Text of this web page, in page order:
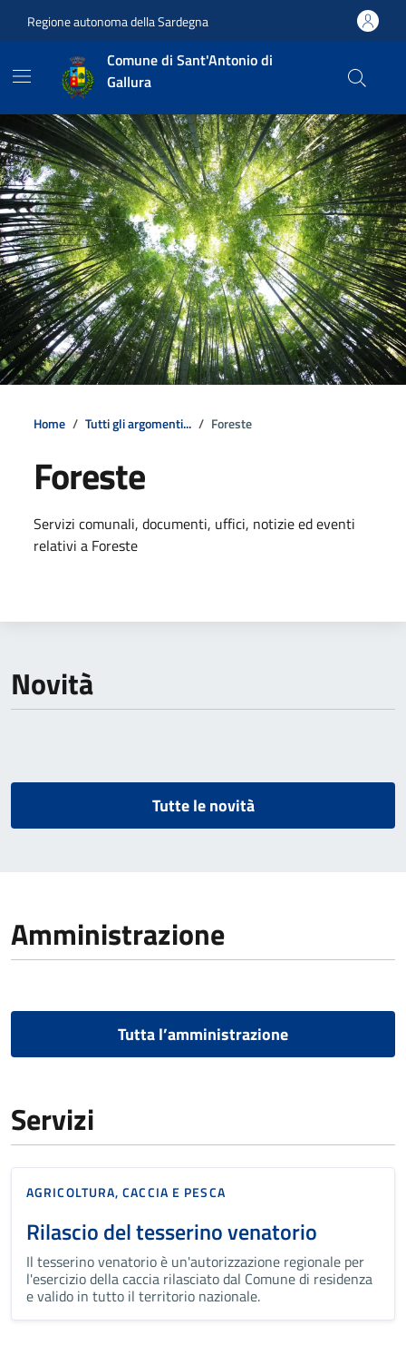
Regione autonoma della Sardegna
Comune di Sant'Antonio di
Gallura
Home Tutti gli argomenti... Foreste
Foreste
Dettagli della notizia
Servizi comunali, documenti, uffici, notizie ed eventi
relativi a Foreste
Novità
Tutte le novità
Amministrazione
Tutta l’amministrazione
Servizi
AGRICOLTURA, CACCIA E PESCA
Rilascio del tesserino venatorio
Il tesserino venatorio è un'autorizzazione regionale per
l'esercizio della caccia rilasciato dal Comune di residenza
e valido in tutto il territorio nazionale.